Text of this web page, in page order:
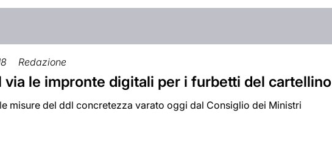
Redazione
via le impronte digitali per i furbetti del cartellino
misure del ddl concretezza varato oggi dal Consiglio dei Ministri